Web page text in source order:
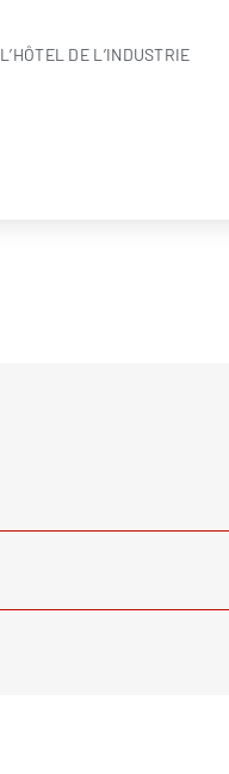
L’HÔTEL DE L’INDUSTRIE